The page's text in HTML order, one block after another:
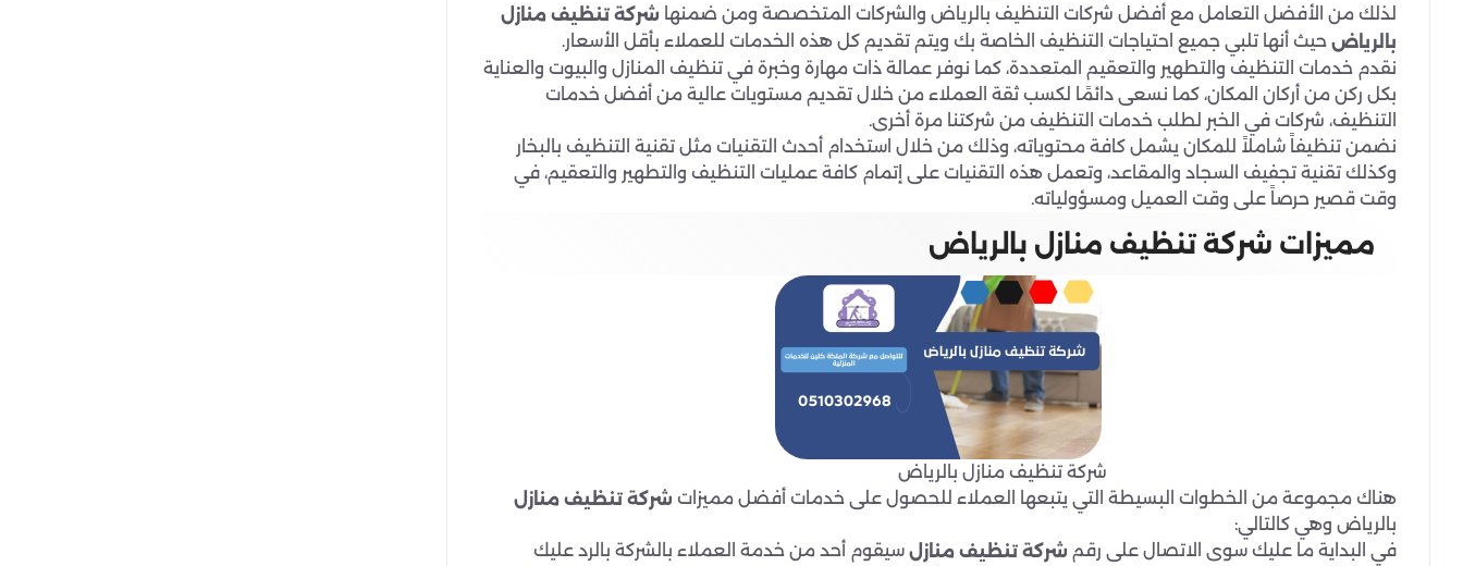
لذلك من الأفضل التعامل مع أفضل شركات التنظيف بالرياض والشركات المتخصصة ومن ضمنها شركة تنظيف منازل
بالرياض حيث أنها تلبي جميع احتياجات التنظيف الخاصة بك ويتم تقديم كل هذه الخدمات للعملاء بأقل الأسعار.
نقدم خدمات التنظيف والتطهير والتعقيم المتعددة، كما نوفر عمالة ذات مهارة وخبرة في تنظيف المنازل والبيوت والعناية
بكل ركن من أركان المكان، كما نسعى دائمًا لكسب ثقة العملاء من خلال تقديم مستويات عالية من أفضل خدمات
التنظيف، شركات في الخبر لطلب خدمات التنظيف من شركتنا مرة أخرى.
نضمن تنظيفاً شاملاً للمكان يشمل كافة محتوياته، وذلك من خلال استخدام أحدث التقنيات مثل تقنية التنظيف بالبخار
وكذلك تقنية تجفيف السجاد والمقاعد، وتعمل هذه التقنيات على إتمام كافة عمليات التنظيف والتطهير والتعقيم، في
وقت قصير حرصاً على وقت العميل ومسؤولياته.
مميزات شركة تنظيف منازل بالرياض
شركة تنظيف منازل بالرياض
هناك مجموعة من الخطوات البسيطة التي يتبعها العملاء للحصول على خدمات أفضل مميزات شركة تنظيف منازل
بالرياض وهي كالتالي:
في البداية ما عليك سوى الاتصال على رقم شركة تنظيف منازل سيقوم أحد من خدمة العملاء بالشركة بالرد عليك